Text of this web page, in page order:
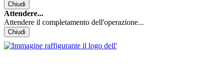
Chiudi
Attendere...
Attendere il completamento dell'operazione...
Chiudi